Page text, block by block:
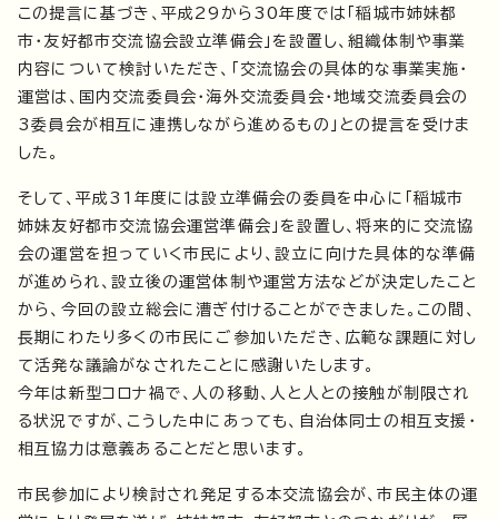
この提言に基づき、平成29から30年度では「稲城市姉妹都
市・友好都市交流協会設立準備会」を設置し、組織体制や事業
内容について検討いただき、「交流協会の具体的な事業実施・
運営は、国内交流委員会・海外交流委員会・地域交流委員会の
3委員会が相互に連携しながら進めるもの」との提言を受けま
した。
そして、平成31年度には設立準備会の委員を中心に「稲城市
姉妹友好都市交流協会運営準備会」を設置し、将来的に交流協
会の運営を担っていく市民により、設立に向けた具体的な準備
が進められ、設立後の運営体制や運営方法などが決定したこと
から、今回の設立総会に漕ぎ付けることができました。この間、
長期にわたり多くの市民にご参加いただき、広範な課題に対し
て活発な議論がなされたことに感謝いたします。
今年は新型コロナ禍で、人の移動、人と人との接触が制限され
る状況ですが、こうした中にあっても、自治体同士の相互支援・
相互協力は意義あることだと思います。
市民参加により検討され発足する本交流協会が、市民主体の運